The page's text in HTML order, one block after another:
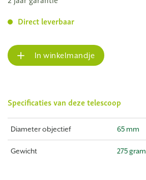
Direct leverbaar
In winkelmandje
Specificaties van deze telescoop
Diameter objectief 65 mm
Gewicht 275 gram